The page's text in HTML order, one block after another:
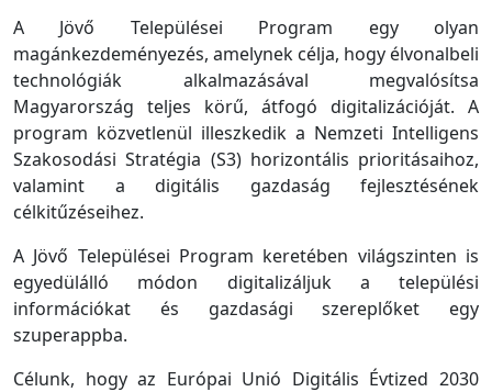
A Jövő Települései Program egy olyan
magánkezdeményezés, amelynek célja, hogy élvonalbeli
technológiák alkalmazásával megvalósítsa
Magyarország teljes körű, átfogó digitalizációját. A
program közvetlenül illeszkedik a Nemzeti Intelligens
Szakosodási Stratégia (S3) horizontális prioritásaihoz,
valamint a digitális gazdaság fejlesztésének
célkitűzéseihez.
A Jövő Települései Program keretében világszinten is
egyedülálló módon digitalizáljuk a települési
információkat és gazdasági szereplőket egy
szuperappba.
Célunk, hogy az Európai Unió Digitális Évtized 2030